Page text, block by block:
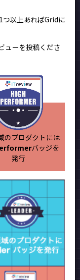
つ以上あればGridに
ューを投稿くださ
のプロダクトには
バッジを
発行